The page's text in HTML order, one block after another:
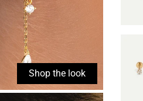
Shop the look